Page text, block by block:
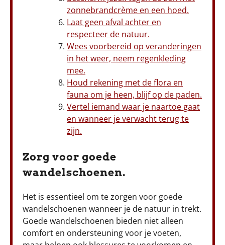
zonnebrandcrème en een hoed.
Laat geen afval achter en
respecteer de natuur.
Wees voorbereid op veranderingen
in het weer, neem regenkleding
mee.
Houd rekening met de flora en
fauna om je heen, blijf op de paden.
Vertel iemand waar je naartoe gaat
en wanneer je verwacht terug te
zijn.
Zorg voor goede
wandelschoenen.
Het is essentieel om te zorgen voor goede
wandelschoenen wanneer je de natuur in trekt.
Goede wandelschoenen bieden niet alleen
comfort en ondersteuning voor je voeten,